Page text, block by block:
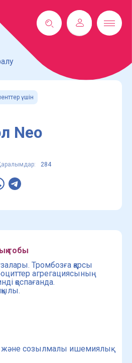
үшін
Neo
284
тобы
Тромбозға қарсы
агрегациясының
қоспағанда.
созылмалы ишемиялық